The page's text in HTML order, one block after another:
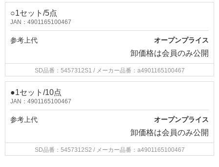
○1セット/5点
JAN：4901165100467
参考上代 オープンプライス
卸価格は会員のみ公開
SD品番：5457312S1 / メーカー品番：a4901165100467
●1セット/10点
JAN：4901165100467
参考上代 オープンプライス
卸価格は会員のみ公開
SD品番：5457312S2 / メーカー品番：a4901165100467